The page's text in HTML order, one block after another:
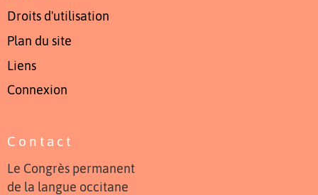
Droits d'utilisation
Plan du site
Liens
Connexion
Contact
Le Congrès permanent
de la langue occitane